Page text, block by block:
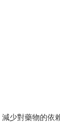
少對藥物的依